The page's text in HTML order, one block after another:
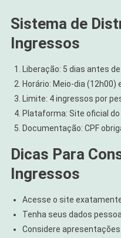
Sistema de
Ingressos
Liberação: 5 dias antes
Horário: Meio-dia (12h00)
Limite: 4 ingressos por
Plataforma: Site oficial
Documentação: CPF
Dicas Para
Ingressos
Acesse o site
Tenha seus dados
Considere